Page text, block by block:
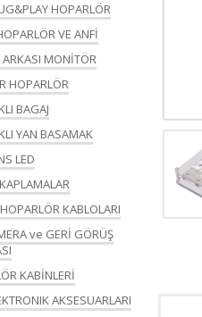
HOPARLÖR
VE ANFİ
ARKASI MONİTÖR
HOPARLÖR
BAGAJ
YAN BASAMAK
LED
KABLOLARI
ve GERİ GÖRÜŞ
KABİNLERİ
AKSESUARLARI